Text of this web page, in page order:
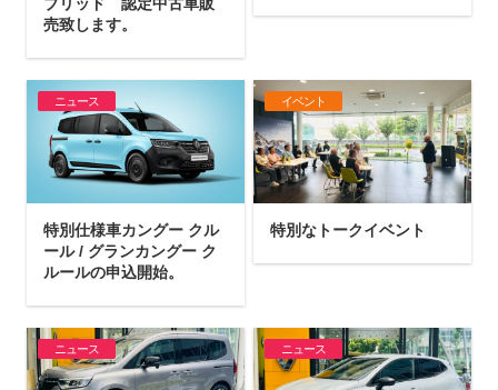
ブリッド 認定中古車販
売致します。
ニュース
特別仕様車カングー クル
ール / グランカングー ク
ルールの申込開始。
イベント
特別なトークイベント
ニュース ニュース